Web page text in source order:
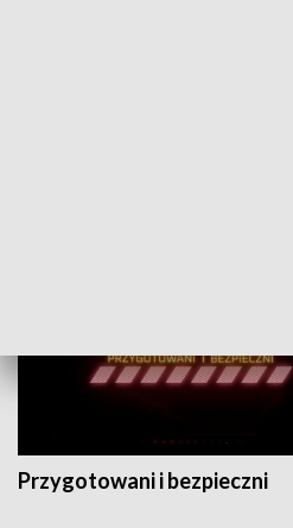
Przygotowani i bezpieczni